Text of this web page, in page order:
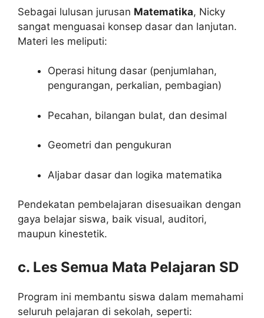
Sebagai lulusan jurusan Matematika, Nicky
sangat menguasai konsep dasar dan lanjutan.
Materi les meliputi:
Operasi hitung dasar (penjumlahan,
pengurangan, perkalian, pembagian)
Pecahan, bilangan bulat, dan desimal
Geometri dan pengukuran
Aljabar dasar dan logika matematika
Pendekatan pembelajaran disesuaikan dengan
gaya belajar siswa, baik visual, auditori,
maupun kinestetik.
c. Les Semua Mata Pelajaran SD
Program ini membantu siswa dalam memahami
seluruh pelajaran di sekolah, seperti: